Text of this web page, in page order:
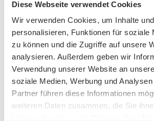
Diese Webseite verwendet Cookies
Wir verwenden Cookies, um Inhalte
personalisieren, Funktionen für soziale
zu können und die Zugriffe auf unsere
analysieren. Außerdem geben wir
Verwendung unserer Website an
soziale Medien, Werbung und
Partner führen diese Informationen
weiteren Daten zusammen, die Sie
In Österreich wachsen rund344.000
auf. Viele leben in engen Wohnungen,
Freizeit, Schulmaterial oder warme
leisten. Die Volkshilfe hilft mitganz
Unterstützung– für Essen, Kleidung,